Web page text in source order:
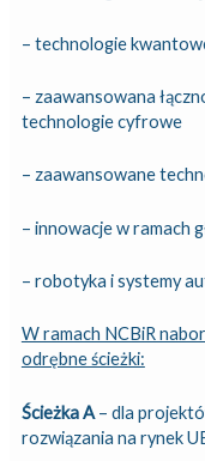
– technologie
– zaawansowana
technologie cyfrowe
– zaawansowane
– innowacje w ramach
– robotyka i systemy
W ramach NCBiR
odrębne ścieżki:
Ścieżka A– dla
rozwiązania na rynek